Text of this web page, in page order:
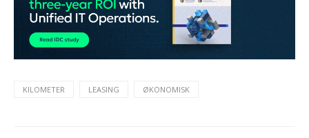
KILOMETER LEASING ØKONOMISK